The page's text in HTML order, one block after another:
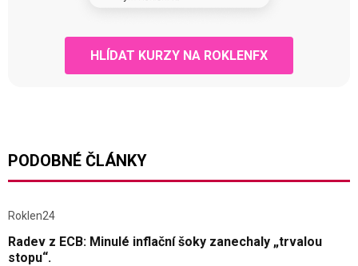
HLÍDAT KURZY NA ROKLENFX
PODOBNÉ ČLÁNKY
Roklen24
Radev z ECB: Minulé inflační šoky zanechaly „trvalou
stopu“.